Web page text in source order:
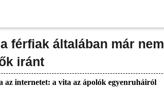
férfiak általában már nem
iránt
az internetet: a vita az ápolók egyenruháiról